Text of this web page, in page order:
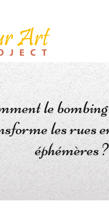
le
les rues
éphémères ?